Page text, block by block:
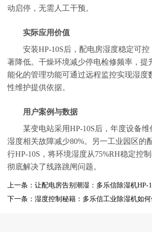
动启停，无需人工干预。
实际应用价值
安装HP-10S后，配电房湿度稳定可
著降低。干燥环境减少停电检修频率，提
能化的管理功能可通过远程监控实现湿度
性维护提供依据。
用户案例与数据
某变电站采用HP-10S后，年度设备维
湿度相关故障减少80%。另一工业园区的
行HP-10S，将环境湿度从75%RH稳定控制
彻底解决了线路跳闸问题。
上一条：让配电房告别潮湿：多乐信除湿机HP-
下一条：湿度控制秘籍：多乐信工业除湿机如